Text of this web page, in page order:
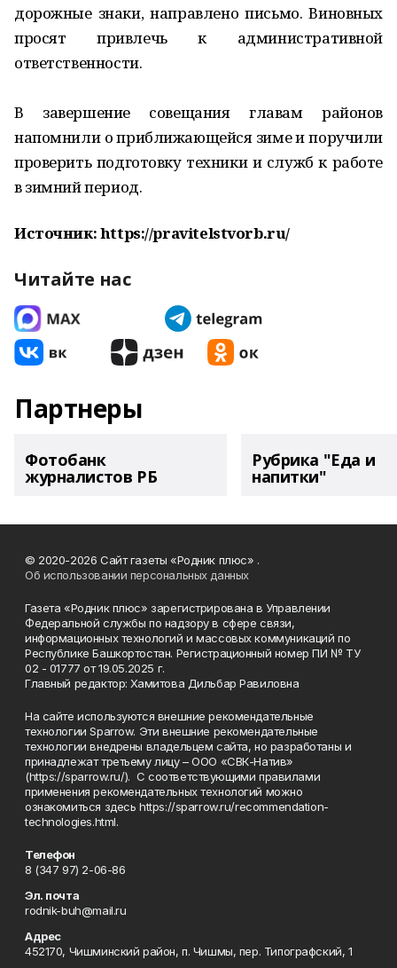
дорожные знаки, направлено письмо. Виновных
просят привлечь к административной
ответственности.
В завершение совещания главам районов
напомнили о приближающейся зиме и поручили
проверить подготовку техники и служб к работе
в зимний период.
Источник: https://pravitelstvorb.ru/
Читайте нас
Партнеры
Фотобанк
журналистов РБ
Рубрика "Еда и
напитки"
© 2020-2026 Сайт газеты «Родник плюс» .
Об использовании персональных данных
Газета «Родник плюс» зарегистрирована в Управлении
Федеральной службы по надзору в сфере связи,
информационных технологий и массовых коммуникаций по
Республике Башкортостан. Регистрационный номер ПИ № ТУ
02 - 01777 от 19.05.2025 г.
Главный редактор: Хамитова Дильбар Равиловна
На сайте используются внешние рекомендательные
технологии Sparrow. Эти внешние рекомендательные
технологии внедрены владельцем сайта, но разработаны и
принадлежат третьему лицу – ООО «СВК-Натив»
(https://sparrow.ru/). С соответствующими правилами
применения рекомендательных технологий можно
ознакомиться здесь https://sparrow.ru/recommendation-
technologies.html.
Телефон
8 (347 97) 2-06-86
Эл. почта
rodnik-buh@mail.ru
Адрес
452170, Чишминский район, п. Чишмы, пер. Типографский, 1